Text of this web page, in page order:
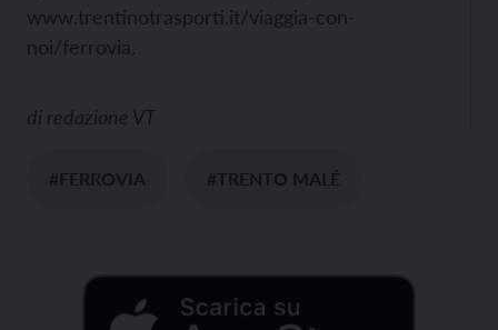
www.trentinotrasporti.it/viaggia-con-
noi/ferrovia.
di redazione VT
#FERROVIA #TRENTO MALÉ